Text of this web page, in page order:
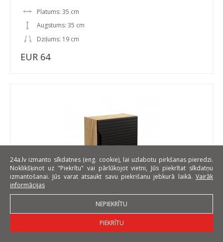
Platums: 35 cm
Augstums: 35 cm
Dziļums: 19 cm
EUR 64
Luxor Black 83-35-1DQ Piekarams augšējais skapītis
24a.lv izmanto sīkdatnes (eng. cookie), lai uzlabotu pirkšanas pieredzi.
Noklikšķinot uz "Piekrītu" vai pārlūkojot vietni, Jūs piekrītat sīkdatņu
izmantošanai. Jūs varat atsaukt savu piekrišanu jebkurā laikā. Vairāk
informācijas
NEPIEKRĪTU
PIEKRĪTU